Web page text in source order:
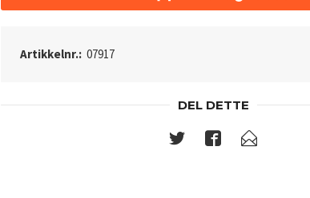
Artikkelnr.: 07917
DEL DETTE